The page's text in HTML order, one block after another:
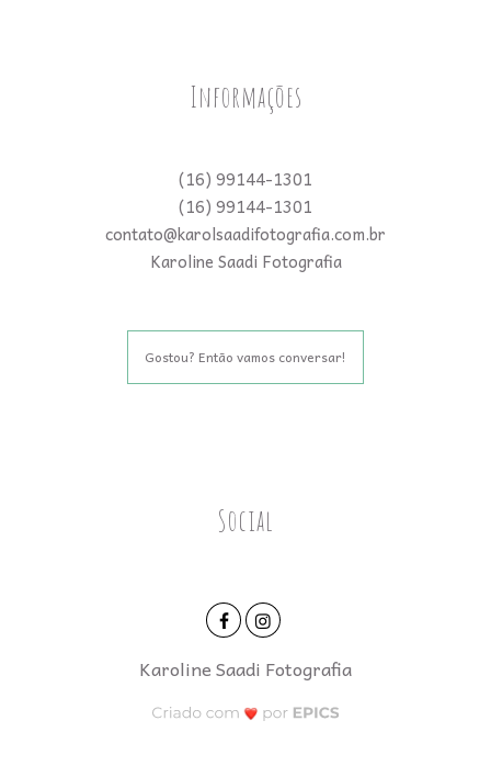
Informações
(16) 99144-1301
(16) 99144-1301
contato@karolsaadifotografia.com.br
Karoline Saadi Fotografia
Gostou? Então vamos conversar!
Social
Karoline Saadi Fotografia